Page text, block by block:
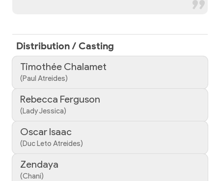
Distribution / Casting
Timothée Chalamet
(Paul Atreides)
Rebecca Ferguson
(Lady Jessica)
Oscar Isaac
(Duc Leto Atreides)
Zendaya
(Chani)